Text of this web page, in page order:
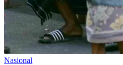
Nasional